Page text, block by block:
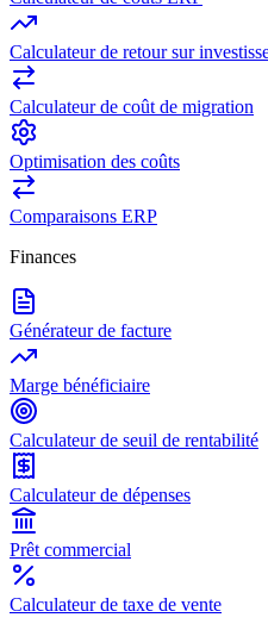
Calculateur de retour sur
Calculateur de coût de migration
Optimisation des coûts
Comparaisons ERP
Finances
Générateur de facture
Marge bénéficiaire
Calculateur de seuil de rentabilité
Calculateur de dépenses
Prêt commercial
Calculateur de taxe de vente